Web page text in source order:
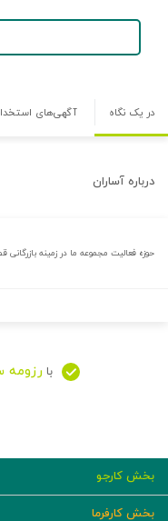
در یک نگاه آگهی‌های
درباره آساران
حوزه فعالیت مجموعه ما در زمینه
با رزومه
بخش کارجو
بخش کارفرما